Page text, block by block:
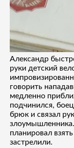
Александр
руки детский
говорить
медленно
подчинился,
брюк и связал
планировал
застрелили.